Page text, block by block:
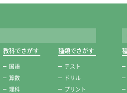
教科でさがす
国語
算数
理科
種類でさがす
テスト
ドリル
プリント